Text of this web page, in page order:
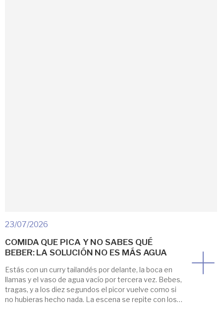
23/07/2026
COMIDA QUE PICA Y NO SABES QUÉ
BEBER: LA SOLUCIÓN NO ES MÁS AGUA
Estás con un curry tailandés por delante, la boca en
llamas y el vaso de agua vacío por tercera vez. Bebes,
tragas, y a los diez segundos el picor vuelve como si
no hubieras hecho nada. La escena se repite con los